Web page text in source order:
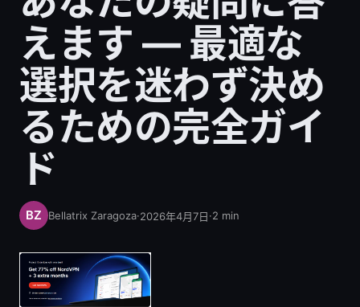
えます — 最適な
選択を迷わず決め
るための完全ガイ
ド
Bellatrix Zaragoza·2026年4月7日·2 min